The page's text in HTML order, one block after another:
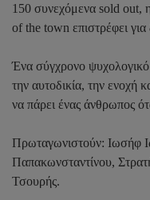
150 συνεχόμενα sold out,
of the town επιστρέφει για
Ένα σύγχρονο ψυχολογικό
την αυτοδικία, την ενοχή
να πάρει ένας άνθρωπος
Πρωταγωνιστούν: Ιωσήφ
Παπακωνσταντίνου,
Τσουρής.